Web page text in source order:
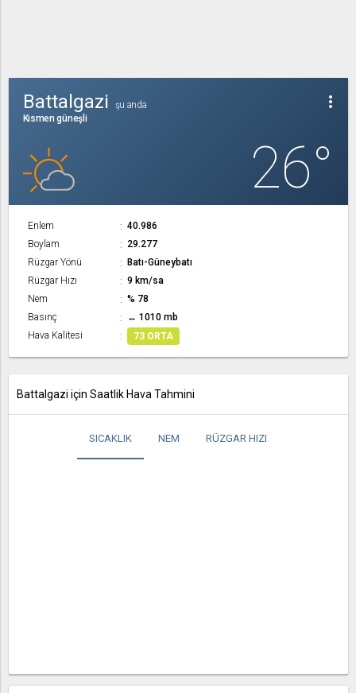
more_vert
Battalgazi
şu anda
Kısmen güneşli
26°
Enlem
40.986
Boylam
29.277
Rüzgar Yönü
Batı-Güneybatı
Rüzgar Hızı
9 km/sa
Nem
% 78
Basınç
↔ 1010 mb
Hava Kalitesi
73 ORTA
Battalgazi için Saatlik Hava Tahmini
SICAKLIK NEM RÜZGAR HIZI